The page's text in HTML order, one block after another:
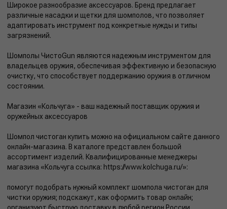
Широкое разнообразие аксессуаров. Бренд предлагает
различные насадки и щетки для шомполов, что позволяет
адаптировать инструмент под конкретные нужды и типы
загрязнений.
Шомполы ЧистоGun являются надежным инструментом для
владельцев оружия, обеспечивая эффективную и безопасную
очистку, что способствует поддержанию оружия в отличном
состоянии.
Магазин «Кольчуга» - ваш надежный поставщик оружия и
оружейных аксессуаров
Шомпол чистоган купить можно на официальном сайте данного
онлайн-магазина. В каталоге представлен большой
ассортимент изделий. Квалифицированные менеджеры
магазина «Кольчуга ссылка: https://www.kolchuga.ru/»:
помогут подобрать нужный комплект шомпола чистоган для
чистки оружия; подскажут, как оформить товар онлайн;